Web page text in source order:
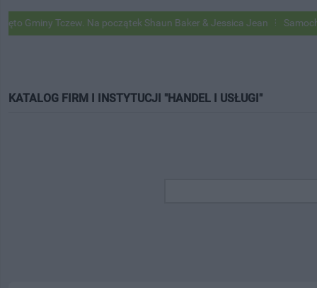
Tczew. Na początek Shaun Baker & Jessica Jean Samochody
KATALOG FIRM I INSTYTUCJI "HANDEL I USŁUGI"